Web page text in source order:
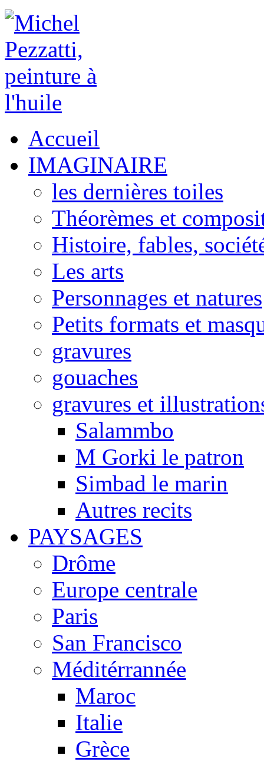
Accueil
IMAGINAIRE
les dernières toiles
Théorèmes et
Histoire, fables,
Les arts
Personnages et natures
Petits formats et
gravures
gouaches
gravures et
Salammbo
M Gorki le patron
Simbad le marin
Autres recits
PAYSAGES
Drôme
Europe centrale
Paris
San Francisco
Méditérrannée
Maroc
Italie
Grèce